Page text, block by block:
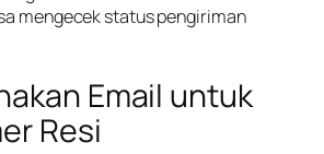
mengecek status pengiriman
Email untuk
Resi